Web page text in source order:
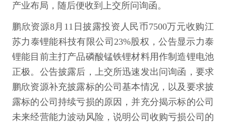
产业布局，随后便收到上交所问询函。
鹏欣资源8月11日披露投资人民币7500万元收购江
苏力泰锂能科技有限公司23%股权，公告显示力泰
锂能目前主打产品磷酸锰铁锂材料用作制造锂电池
正极。公告披露后，上交所迅速发出问询函，要求
鹏欣资源补充披露标的公司基本情况，以及要求披
露标的公司持续亏损的原因，并充分揭示标的公司
未来经营能力波动风险，说明公司收购亏损公司的